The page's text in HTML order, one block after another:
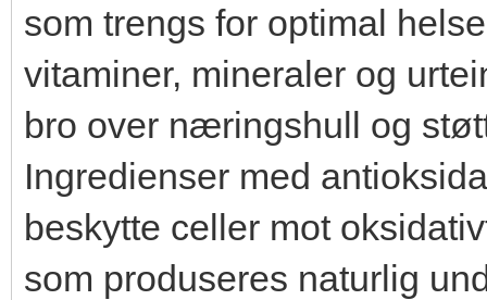
som trengs for optimal
vitaminer, mineraler og
bro over næringshull og
Ingredienser med
beskytte celler mot
som produseres naturlig